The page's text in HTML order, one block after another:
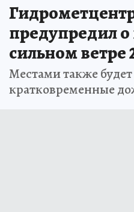
предупредил о
сильном ветре
Местами также
кратковременные